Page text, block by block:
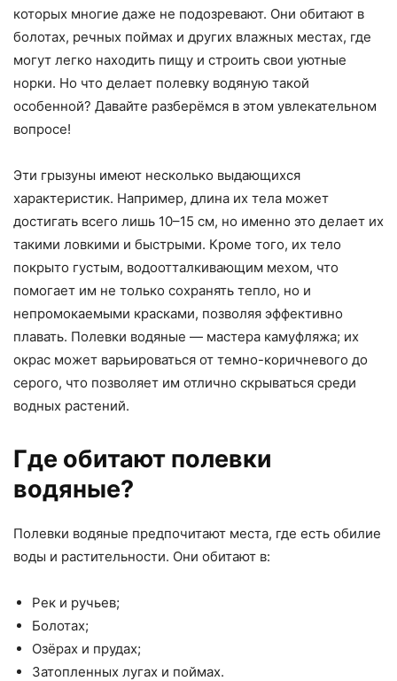
которых многие даже не подозревают. Они обитают в
болотах, речных поймах и других влажных местах, где
могут легко находить пищу и строить свои уютные
норки. Но что делает полевку водяную такой
особенной? Давайте разберёмся в этом увлекательном
вопросе!
Эти грызуны имеют несколько выдающихся
характеристик. Например, длина их тела может
достигать всего лишь 10–15 см, но именно это делает их
такими ловкими и быстрыми. Кроме того, их тело
покрыто густым, водоотталкивающим мехом, что
помогает им не только сохранять тепло, но и
непромокаемыми красками, позволяя эффективно
плавать. Полевки водяные — мастера камуфляжа; их
окрас может варьироваться от темно-коричневого до
серого, что позволяет им отлично скрываться среди
водных растений.
Где обитают полевки
водяные?
Полевки водяные предпочитают места, где есть обилие
воды и растительности. Они обитают в:
Рек и ручьев;
Болотах;
Озёрах и прудах;
Затопленных лугах и поймах.